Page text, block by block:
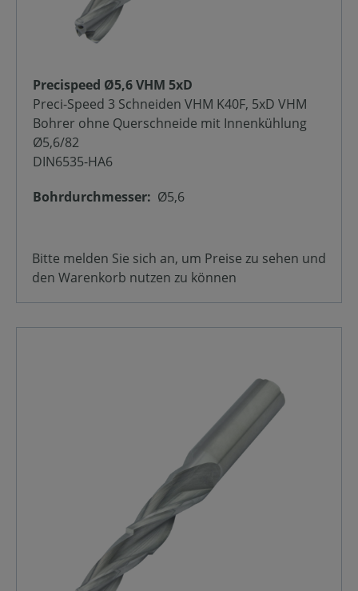
Precispeed Ø5,6 VHM 5xD
Preci-Speed 3 Schneiden VHM K40F, 5xD VHM
Bohrer ohne Querschneide mit Innenkühlung
Ø5,6/82
DIN6535-HA6
Bohrdurchmesser: Ø5,6
Bitte melden Sie sich an, um Preise zu sehen und
den Warenkorb nutzen zu können